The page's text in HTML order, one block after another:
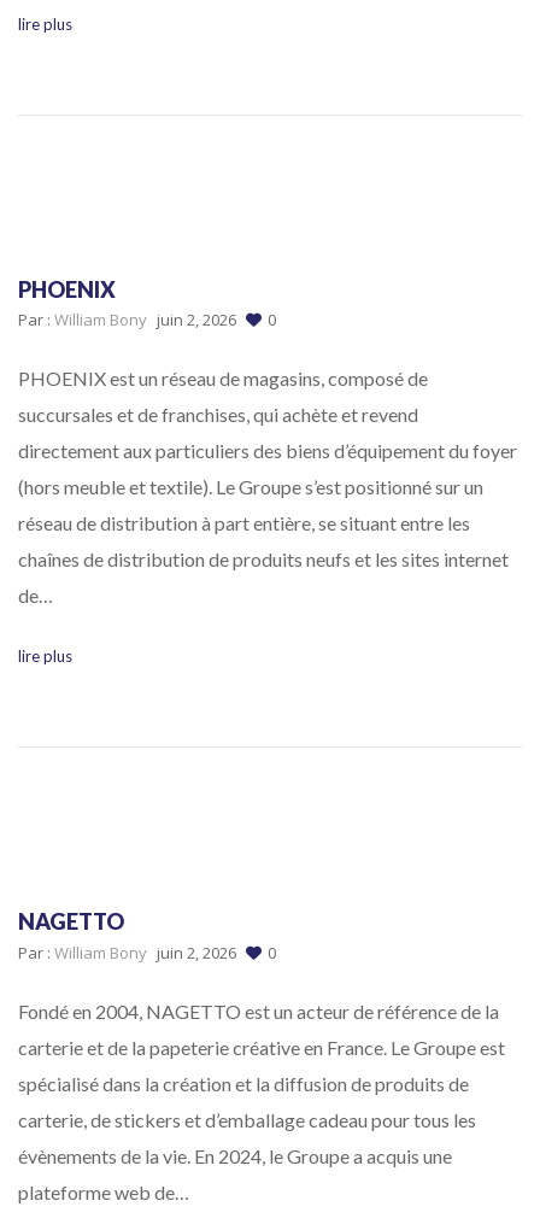
lire plus
PHOENIX
Par : William Bony juin 2, 2026 0
PHOENIX est un réseau de magasins, composé de
succursales et de franchises, qui achète et revend
directement aux particuliers des biens d’équipement du foyer
(hors meuble et textile). Le Groupe s’est positionné sur un
réseau de distribution à part entière, se situant entre les
chaînes de distribution de produits neufs et les sites internet
de…
lire plus
NAGETTO
Par : William Bony juin 2, 2026 0
Fondé en 2004, NAGETTO est un acteur de référence de la
carterie et de la papeterie créative en France. Le Groupe est
spécialisé dans la création et la diffusion de produits de
carterie, de stickers et d’emballage cadeau pour tous les
évènements de la vie. En 2024, le Groupe a acquis une
plateforme web de…